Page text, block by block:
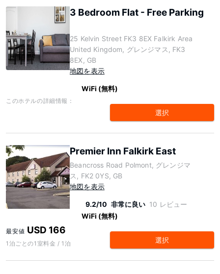
3 Bedroom Flat - Free Parking
25 Kelvin Street FK3 8EX Falkirk Area
United Kingdom, グレンジマス, FK3
8EX, GB
地図を表示
WiFi (無料)
このホテルの詳細情報：
選択
Premier Inn Falkirk East
Beancross Road Polmont, グレンジマ
ス, FK2 0YS, GB
地図を表示
9.2/10 非常に良い 10 レビュー
WiFi (無料)
最安値 USD 166
1泊ごとの1室料金 / 1泊 選択